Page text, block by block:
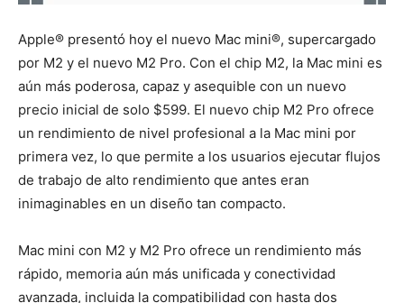
Apple® presentó hoy el nuevo Mac mini®, supercargado
por M2 y el nuevo M2 Pro. Con el chip M2, la Mac mini es
aún más poderosa, capaz y asequible con un nuevo
precio inicial de solo $599. El nuevo chip M2 Pro ofrece
un rendimiento de nivel profesional a la Mac mini por
primera vez, lo que permite a los usuarios ejecutar flujos
de trabajo de alto rendimiento que antes eran
inimaginables en un diseño tan compacto.
Mac mini con M2 y M2 Pro ofrece un rendimiento más
rápido, memoria aún más unificada y conectividad
avanzada, incluida la compatibilidad con hasta dos